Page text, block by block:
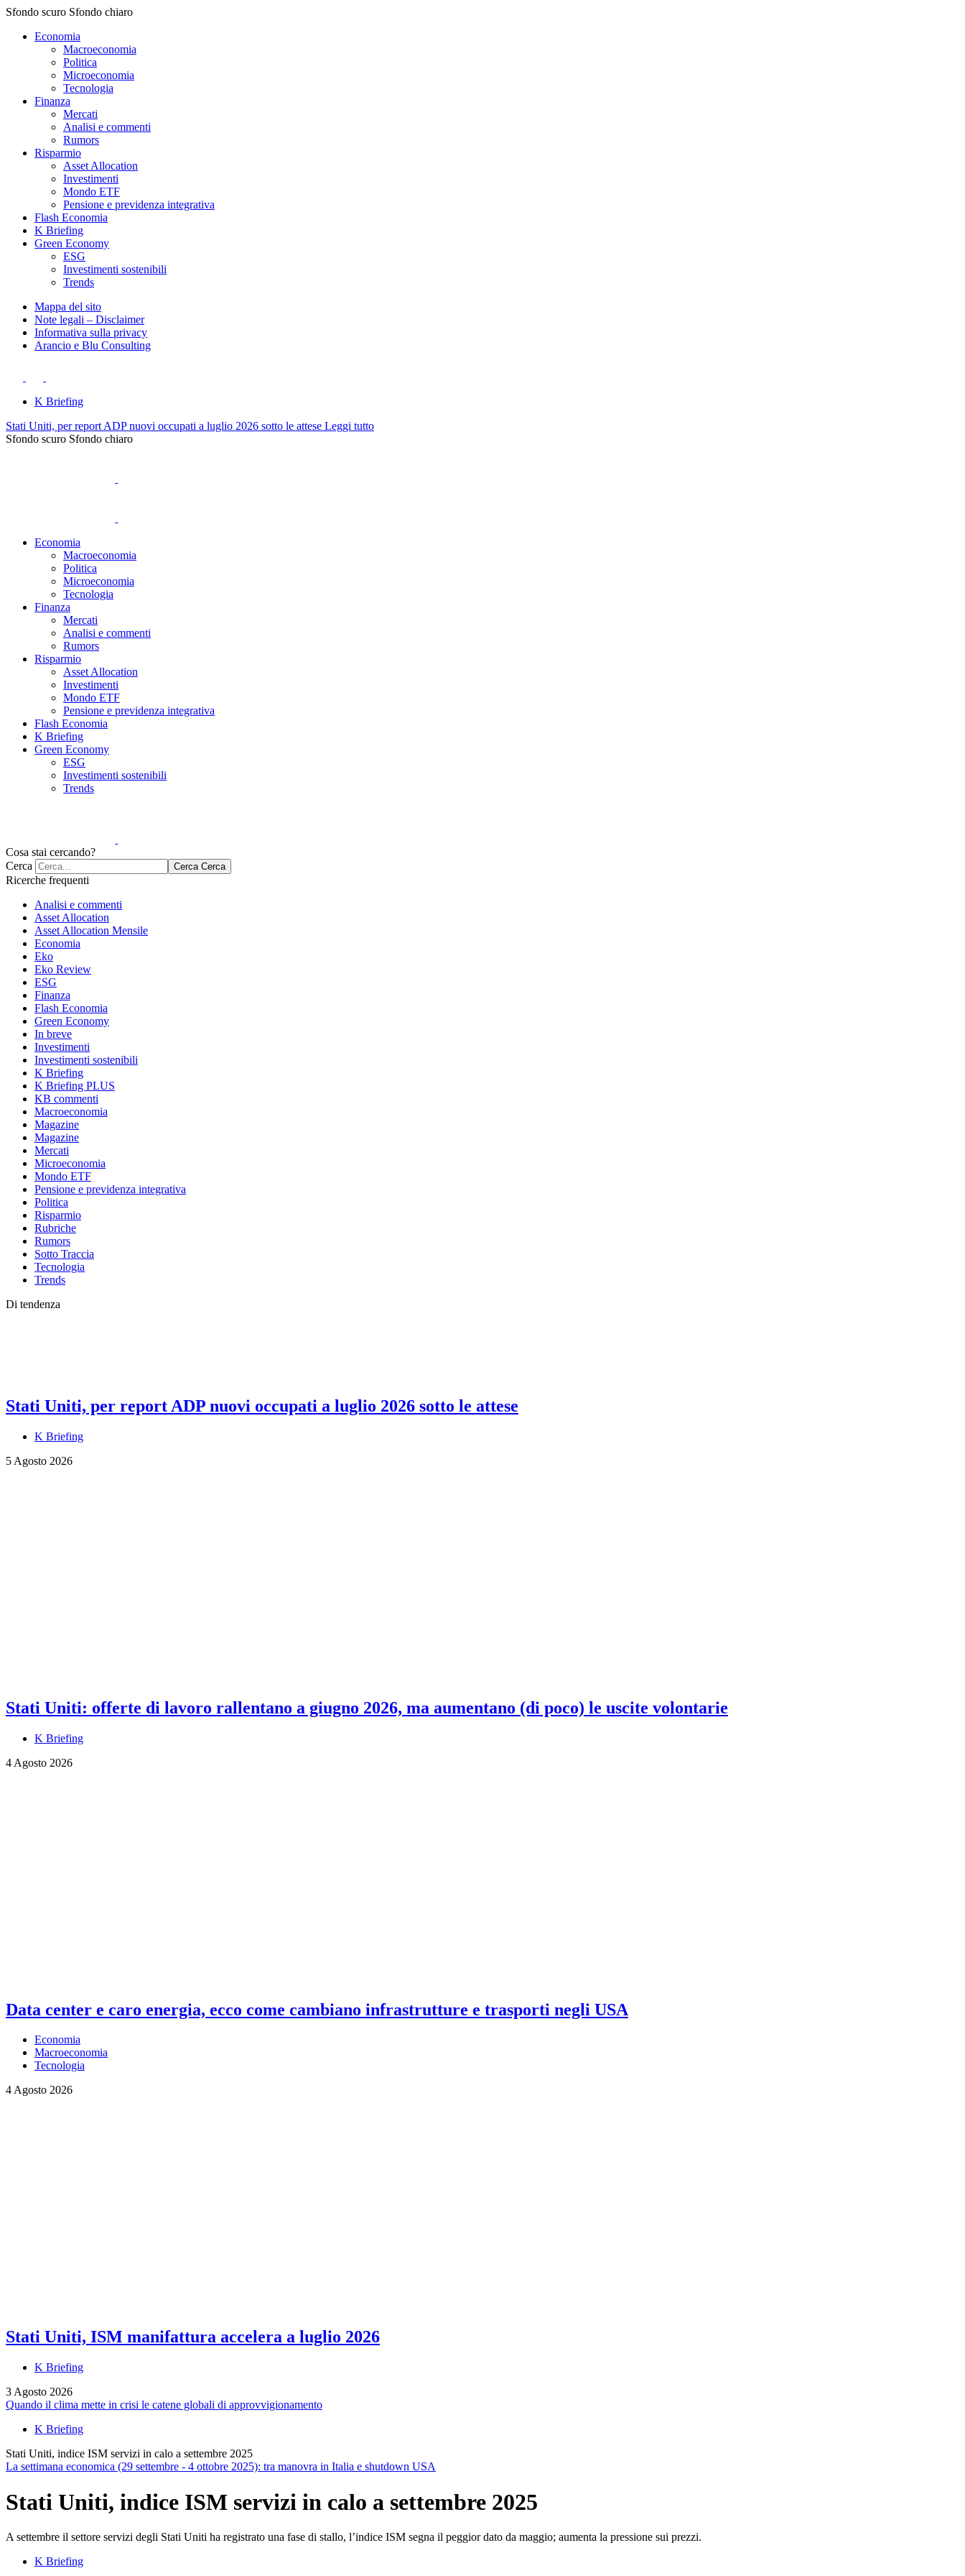
Sfondo scuro Sfondo chiaro
Economia
Macroeconomia
Politica
Microeconomia
Tecnologia
Finanza
Mercati
Analisi e commenti
Rumors
Risparmio
Asset Allocation
Investimenti
Mondo ETF
Pensione e previdenza integrativa
Flash Economia
K Briefing
Green Economy
ESG
Investimenti sostenibili
Trends
Mappa del sito
Note legali – Disclaimer
Informativa sulla privacy
Arancio e Blu Consulting
K Briefing
Stati Uniti, per report ADP nuovi occupati a luglio 2026 sotto le attese Leggi tutto
Sfondo scuro Sfondo chiaro
Economia
Macroeconomia
Politica
Microeconomia
Tecnologia
Finanza
Mercati
Analisi e commenti
Rumors
Risparmio
Asset Allocation
Investimenti
Mondo ETF
Pensione e previdenza integrativa
Flash Economia
K Briefing
Green Economy
ESG
Investimenti sostenibili
Trends
Cosa stai cercando?
Cerca
Cerca Cerca
Ricerche frequenti
Analisi e commenti
Asset Allocation
Asset Allocation Mensile
Economia
Eko
Eko Review
ESG
Finanza
Flash Economia
Green Economy
In breve
Investimenti
Investimenti sostenibili
K Briefing
K Briefing PLUS
KB commenti
Macroeconomia
Magazine
Magazine
Mercati
Microeconomia
Mondo ETF
Pensione e previdenza integrativa
Politica
Risparmio
Rubriche
Rumors
Sotto Traccia
Tecnologia
Trends
Di tendenza
Stati Uniti, per report ADP nuovi occupati a luglio 2026 sotto le attese
K Briefing
5 Agosto 2026
Stati Uniti: offerte di lavoro rallentano a giugno 2026, ma aumentano (di poco) le uscite volontarie
K Briefing
4 Agosto 2026
Data center e caro energia, ecco come cambiano infrastrutture e trasporti negli USA
Economia
Macroeconomia
Tecnologia
4 Agosto 2026
Stati Uniti, ISM manifattura accelera a luglio 2026
K Briefing
3 Agosto 2026
Quando il clima mette in crisi le catene globali di approvvigionamento
K Briefing
Stati Uniti, indice ISM servizi in calo a settembre 2025
La settimana economica (29 settembre - 4 ottobre 2025): tra manovra in Italia e shutdown USA
Stati Uniti, indice ISM servizi in calo a settembre 2025
A settembre il settore servizi degli Stati Uniti ha registrato una fase di stallo, l’indice ISM segna il peggior dato da maggio; aumenta la pressione sui prezzi.
K Briefing